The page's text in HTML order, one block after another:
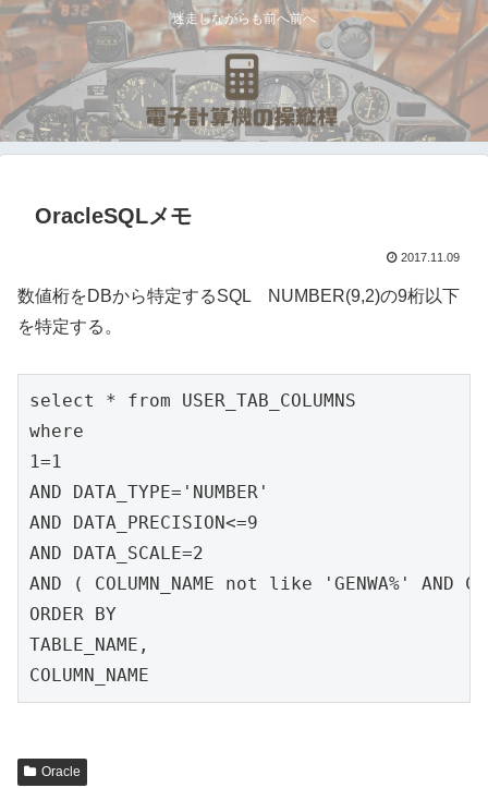
迷走しながらも前へ前へ
OracleSQLメモ
2017.11.09
数値桁をDBから特定するSQL NUMBER(9,2)の9桁以下
を特定する。
select * from USER_TAB_COLUMNS
where
1=1
AND DATA_TYPE='NUMBER'
AND DATA_PRECISION<=9
AND DATA_SCALE=2
AND ( COLUMN_NAME not like 'GENWA%' AND
ORDER BY
TABLE_NAME,
COLUMN_NAME
Oracle